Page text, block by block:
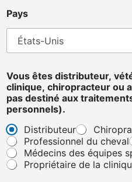
a
s
a
d
e
v
i
c
e
Pays
Vous êtes distributeur,
clinique, chiropracteur ou
pas destiné aux
personnels).
Distributeur
Professionnel du cheval
Médecins des équipes
Propriétaire de la